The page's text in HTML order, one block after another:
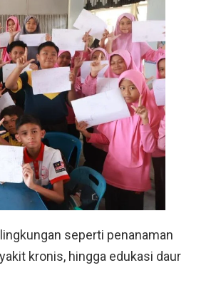
seperti penanaman
kronis, hingga edukasi daur